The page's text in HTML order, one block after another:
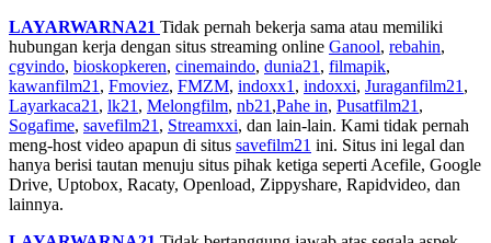
LAYARWARNA21 Tidak pernah bekerja sama atau memiliki
hubungan kerja dengan situs streaming online Ganool, rebahin,
cgvindo, bioskopkeren, cinemaindo, dunia21 , filmapik,
kawanfilm21 , Fmoviez, FMZM, indoxx1 , indoxxi, Juraganfilm21 ,
Layarkaca21 , lk21 , Melongfilm, nb21 ,Pahe in, Pusatfilm21 ,
Sogafime, savefilm21 , Streamxxi, dan lain-lain. Kami tidak pernah
meng-host video apapun di situs savefilm21 ini. Situs ini legal dan
hanya berisi tautan menuju situs pihak ketiga seperti Acefile, Google
Drive, Uptobox, Racaty, Openload, Zippyshare, Rapidvideo, dan
lainnya.